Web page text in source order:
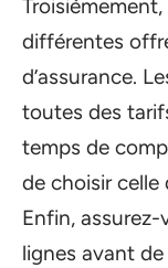
différentes
d’assurance.
toutes des
temps de
de choisir celle
Enfin,
lignes avant